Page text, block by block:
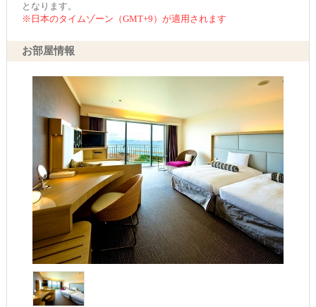
となります。
※日本のタイムゾーン（GMT+9）が適用されます
お部屋情報